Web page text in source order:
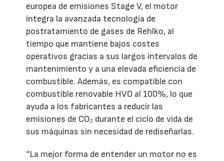
europea de emisiones Stage V, el motor
integra la avanzada tecnología de
postratamiento de gases de Rehlko, al
tiempo que mantiene bajos costes
operativos gracias a sus largos intervalos de
mantenimiento y a una elevada eficiencia de
combustible. Además, es compatible con
combustible renovable HVO al 100%, lo que
ayuda a los fabricantes a reducir las
emisiones de CO₂ durante el ciclo de vida de
sus máquinas sin necesidad de rediseñarlas.
“La mejor forma de entender un motor no es